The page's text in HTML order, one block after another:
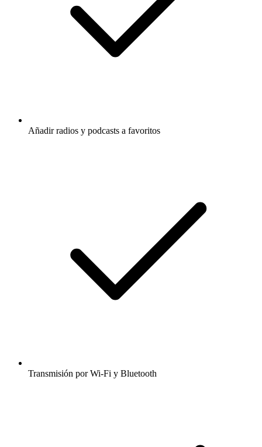
Añadir radios y podcasts a favoritos
Transmisión por Wi-Fi y Bluetooth